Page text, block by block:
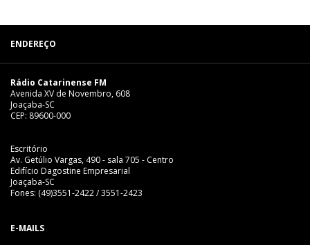
ENDEREÇO
Rádio Catarinense FM
Avenida XV de Novembro, 608
Joaçaba-SC
CEP: 89600-000
Escritório
Av. Getúlio Vargas, 490 - sala 705 - Centro
Edifício Dagostine Empresarial
Joaçaba-SC
Fones: (49)3551-2422 / 3551-2423
E-MAILS